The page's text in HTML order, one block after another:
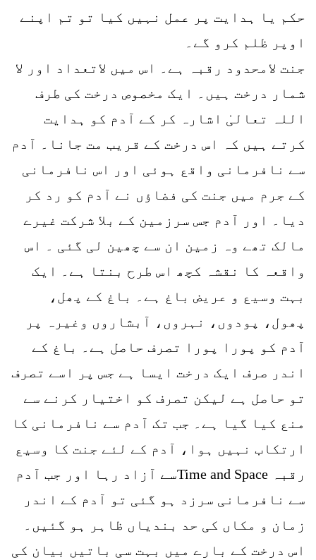
حکم یا ہدایت پر عمل نہیں کیا تو تم اپنے
اوپر ظلم کرو گے۔
جنت لامحدود رقبہ ہے۔ اس میں لاتعداد اور لا
شمار درخت ہیں۔ ایک مخصوص درخت کی طرف
اللہ تعالیٰ اشارہ کر کے آدم کو ہدایت
کرتے ہیں کہ اس درخت کے قریب مت جانا۔ آدم
سے نافرمانی واقع ہوئی اور اس نافرمانی
کے جرم میں جنت کی فضاؤں نے آدم کو رد کر
دیا۔ اور آدم جس سرزمین کے بلا شرکت غیرے
مالک تھے وہ زمین ان سے چھین لی گئی ۔ اس
واقعہ کا نقشہ کچھ اس طرح بنتا ہے۔ ایک
بہت وسیع و عریض باغ ہے۔ باغ کے پھل،
پھول، پودوں، نہروں، آبشاروں وغیرہ پر
آدم کو پورا پورا تصرف حاصل ہے۔ باغ کے
اندر صرف ایک درخت ایسا ہے جس پر اسے تصرف
تو حاصل ہے لیکن تصرف کو اختیار کرنے سے
منع کیا گیا ہے۔ جب تک آدم سے نافرمانی کا
ارتکاب نہیں ہوا، آدم کے لئے جنت کا وسیع
رقبہ Time and Spaceسے آزاد رہا اور جب آدم
سے نافرمانی سرزد ہو گئی تو آدم کے اندر
زمان و مکاں کی حد بندیاں ظاہر ہو گئیں۔
اس درخت کے بارے میں بہت سی باتیں بیان کی